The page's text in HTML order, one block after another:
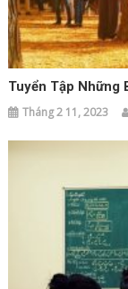
Tuyển Tập Những
Tháng 2 11, 2023